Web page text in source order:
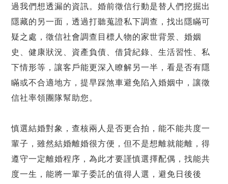
過我們想透漏的資訊。婚前徵信行動是替人們挖掘出
隱藏的另一面，透過打聽蒐證私下調查，找出隱瞞可
疑之處，徵信社會調查目標人物的家世背景、婚姻
史、健康狀況、資產負債、借貸紀錄、生活習性、私
下情形等，讓客戶能更深入瞭解另一半，看是否有隱
瞞或不合適地方，提早踩煞車避免陷入婚姻中，讓徵
信社率領團隊幫助您。
慎選結婚對象，查核兩人是否更合拍，能不能共度一
輩子，雖然結婚離婚很方便，但不是想離就能離，得
遵守一定離婚程序，為此才要謹慎選擇配偶，找能共
度一生，能將一輩子委託的值得人選，避免日後後